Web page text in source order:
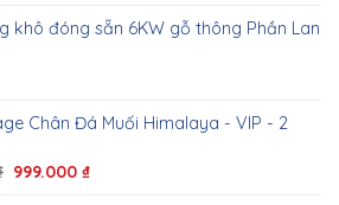
khô đóng sẵn 6KW gỗ thông Phần Lan
Chân Đá Muối Himalaya - VIP - 2
999.000₫